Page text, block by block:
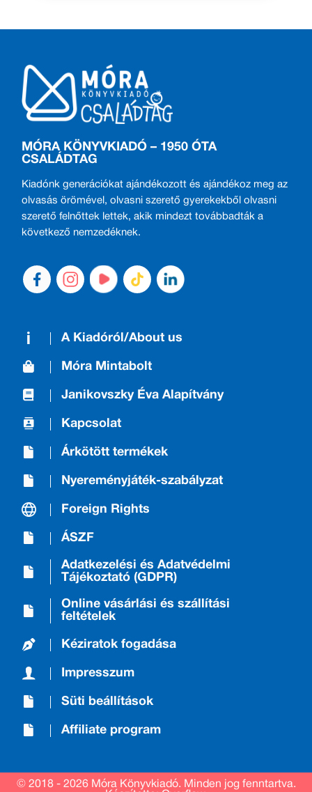
MÓRA KÖNYVKIADÓ – 1950 ÓTA
CSALÁDTAG
Kiadónk generációkat ajándékozott és ajándékoz meg az
olvasás örömével, olvasni szerető gyerekekből olvasni
szerető felnőttek lettek, akik mindezt továbbadták a
következő nemzedéknek.
A Kiadóról/About us
Móra Mintabolt
Janikovszky Éva Alapítvány
Kapcsolat
Árkötött termékek
Nyereményjáték-szabályzat
Foreign Rights
ÁSZF
Adatkezelési és Adatvédelmi
Tájékoztató (GDPR)
Online vásárlási és szállítási
feltételek
Kéziratok fogadása
Impresszum
Süti beállítások
Affiliate program
© 2018 - 2026 Móra Könyvkiadó. Minden jog fenntartva.